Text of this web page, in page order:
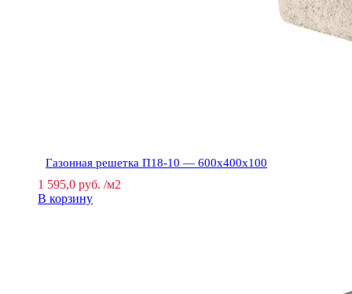
Газонная решетка П18-10 — 600х400х100
1 595,0 руб. /м2
В корзину